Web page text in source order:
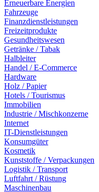
Erneuerbare Energien
Fahrzeuge
Finanzdienstleistungen
Freizeitprodukte
Gesundheitswesen
Getränke / Tabak
Halbleiter
Handel / E-Commerce
Hardware
Holz / Papier
Hotels / Tourismus
Immobilien
Industrie / Mischkonzerne
Internet
IT-Dienstleistungen
Konsumgüter
Kosmetik
Kunststoffe / Verpackungen
Logistik / Transport
Luftfahrt / Rüstung
Maschinenbau